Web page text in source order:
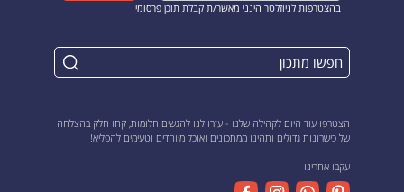
בהצטרפות לניוזלטר הינני מאשר/ת קבלת תוכן פרסומי
הצטרפו עוד היום לקהילה שלנו - עזרו לנו להגשים חלומות, קחו חלק בהצלחה
של כישרונות גדולים ותהינו ממתכונים ואוכל מיוחדים וטעימים להפליא!
עקבו אחרינו